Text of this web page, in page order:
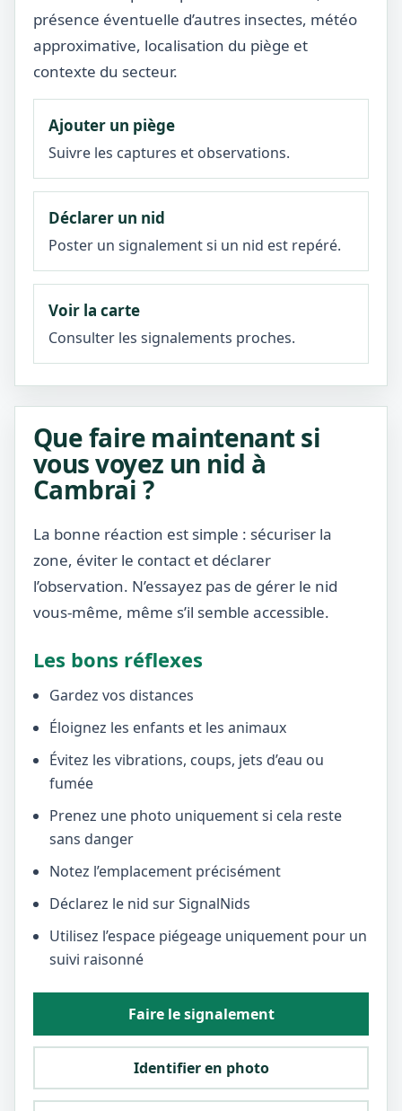
présence éventuelle d’autres insectes, météo
approximative, localisation du piège et
contexte du secteur.
Ajouter un piège
Suivre les captures et observations.
Déclarer un nid
Poster un signalement si un nid est repéré.
Voir la carte
Consulter les signalements proches.
Que faire maintenant si
vous voyez un nid à
Cambrai ?
La bonne réaction est simple : sécuriser la
zone, éviter le contact et déclarer
l’observation. N’essayez pas de gérer le nid
vous-même, même s’il semble accessible.
Les bons réflexes
Gardez vos distances
Éloignez les enfants et les animaux
Évitez les vibrations, coups, jets d’eau ou
fumée
Prenez une photo uniquement si cela reste
sans danger
Notez l’emplacement précisément
Déclarez le nid sur SignalNids
Utilisez l’espace piégeage uniquement pour un
suivi raisonné
Faire le signalement
Identifier en photo